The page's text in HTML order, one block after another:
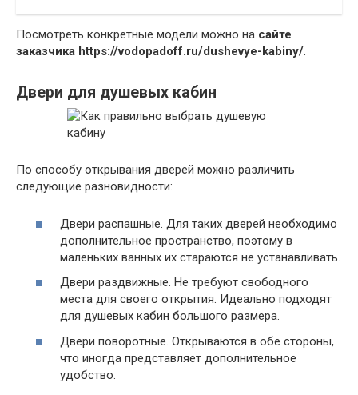
Посмотреть конкретные модели можно на сайте
заказчика https://vodopadoff.ru/dushevye-kabiny/.
Двери для душевых кабин
По способу открывания дверей можно различить
следующие разновидности:
Двери распашные. Для таких дверей необходимо
дополнительное пространство, поэтому в
маленьких ванных их стараются не устанавливать.
Двери раздвижные. Не требуют свободного
места для своего открытия. Идеально подходят
для душевых кабин большого размера.
Двери поворотные. Открываются в обе стороны,
что иногда представляет дополнительное
удобство.